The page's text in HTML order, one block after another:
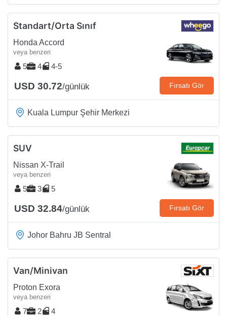
Standart/Orta Sınıf
Honda Accord
veya benzeri
5 4 4-5
USD 30.72/günlük Fırsatı Gör
Kuala Lumpur Şehir Merkezi
SUV
Nissan X-Trail
veya benzeri
5 3 5
USD 32.84/günlük Fırsatı Gör
Johor Bahru JB Sentral
Van/Minivan
Proton Exora
veya benzeri
7 2 4